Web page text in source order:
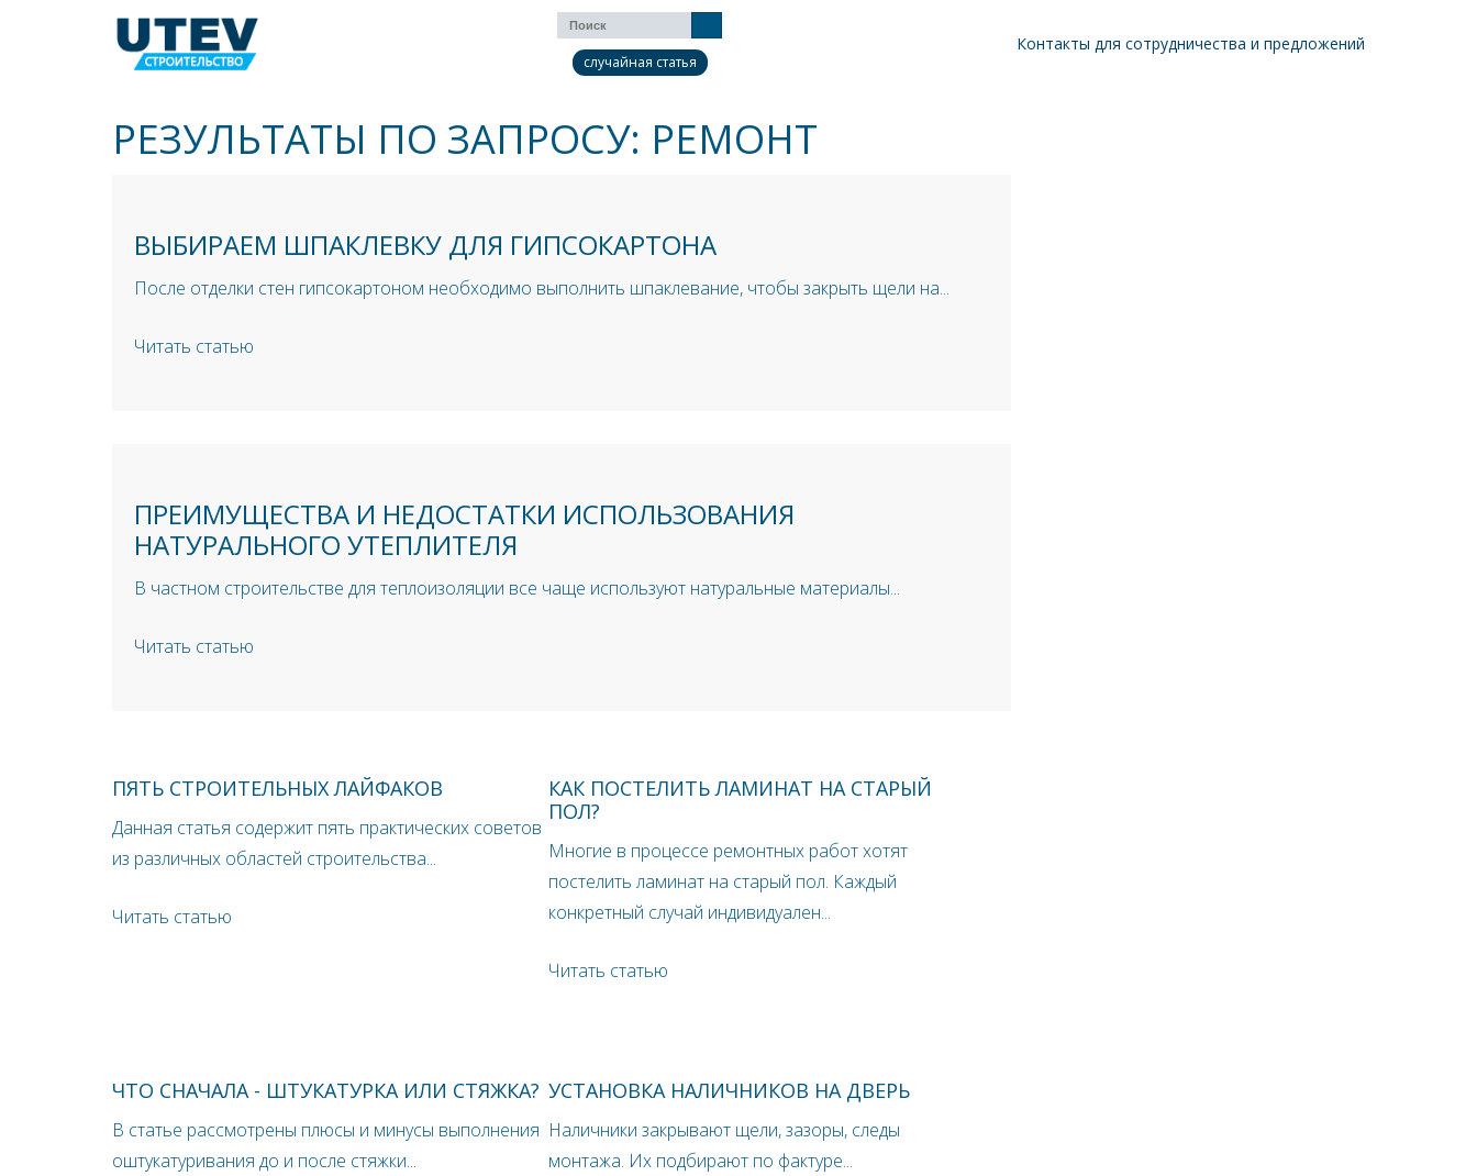
случайная статья
Контакты для сотрудничества и предложений
РЕЗУЛЬТАТЫ ПО ЗАПРОСУ: РЕМОНТ
ВЫБИРАЕМ ШПАКЛЕВКУ ДЛЯ ГИПСОКАРТОНА
После отделки стен гипсокартоном необходимо выполнить шпаклевание, чтобы закрыть щели на...
Читать статью
ПРЕИМУЩЕСТВА И НЕДОСТАТКИ ИСПОЛЬЗОВАНИЯ
НАТУРАЛЬНОГО УТЕПЛИТЕЛЯ
В частном строительстве для теплоизоляции все чаще используют натуральные материалы...
Читать статью
ПЯТЬ СТРОИТЕЛЬНЫХ ЛАЙФАКОВ
Данная статья содержит пять практических советов
из различных областей строительства...
Читать статью
КАК ПОСТЕЛИТЬ ЛАМИНАТ НА СТАРЫЙ
ПОЛ?
Многие в процессе ремонтных работ хотят
постелить ламинат на старый пол. Каждый
конкретный случай индивидуален...
Читать статью
ЧТО СНАЧАЛА - ШТУКАТУРКА ИЛИ СТЯЖКА?
В статье рассмотрены плюсы и минусы выполнения
оштукатуривания до и после стяжки...
УСТАНОВКА НАЛИЧНИКОВ НА ДВЕРЬ
Наличники закрывают щели, зазоры, следы
монтажа. Их подбирают по фактуре...